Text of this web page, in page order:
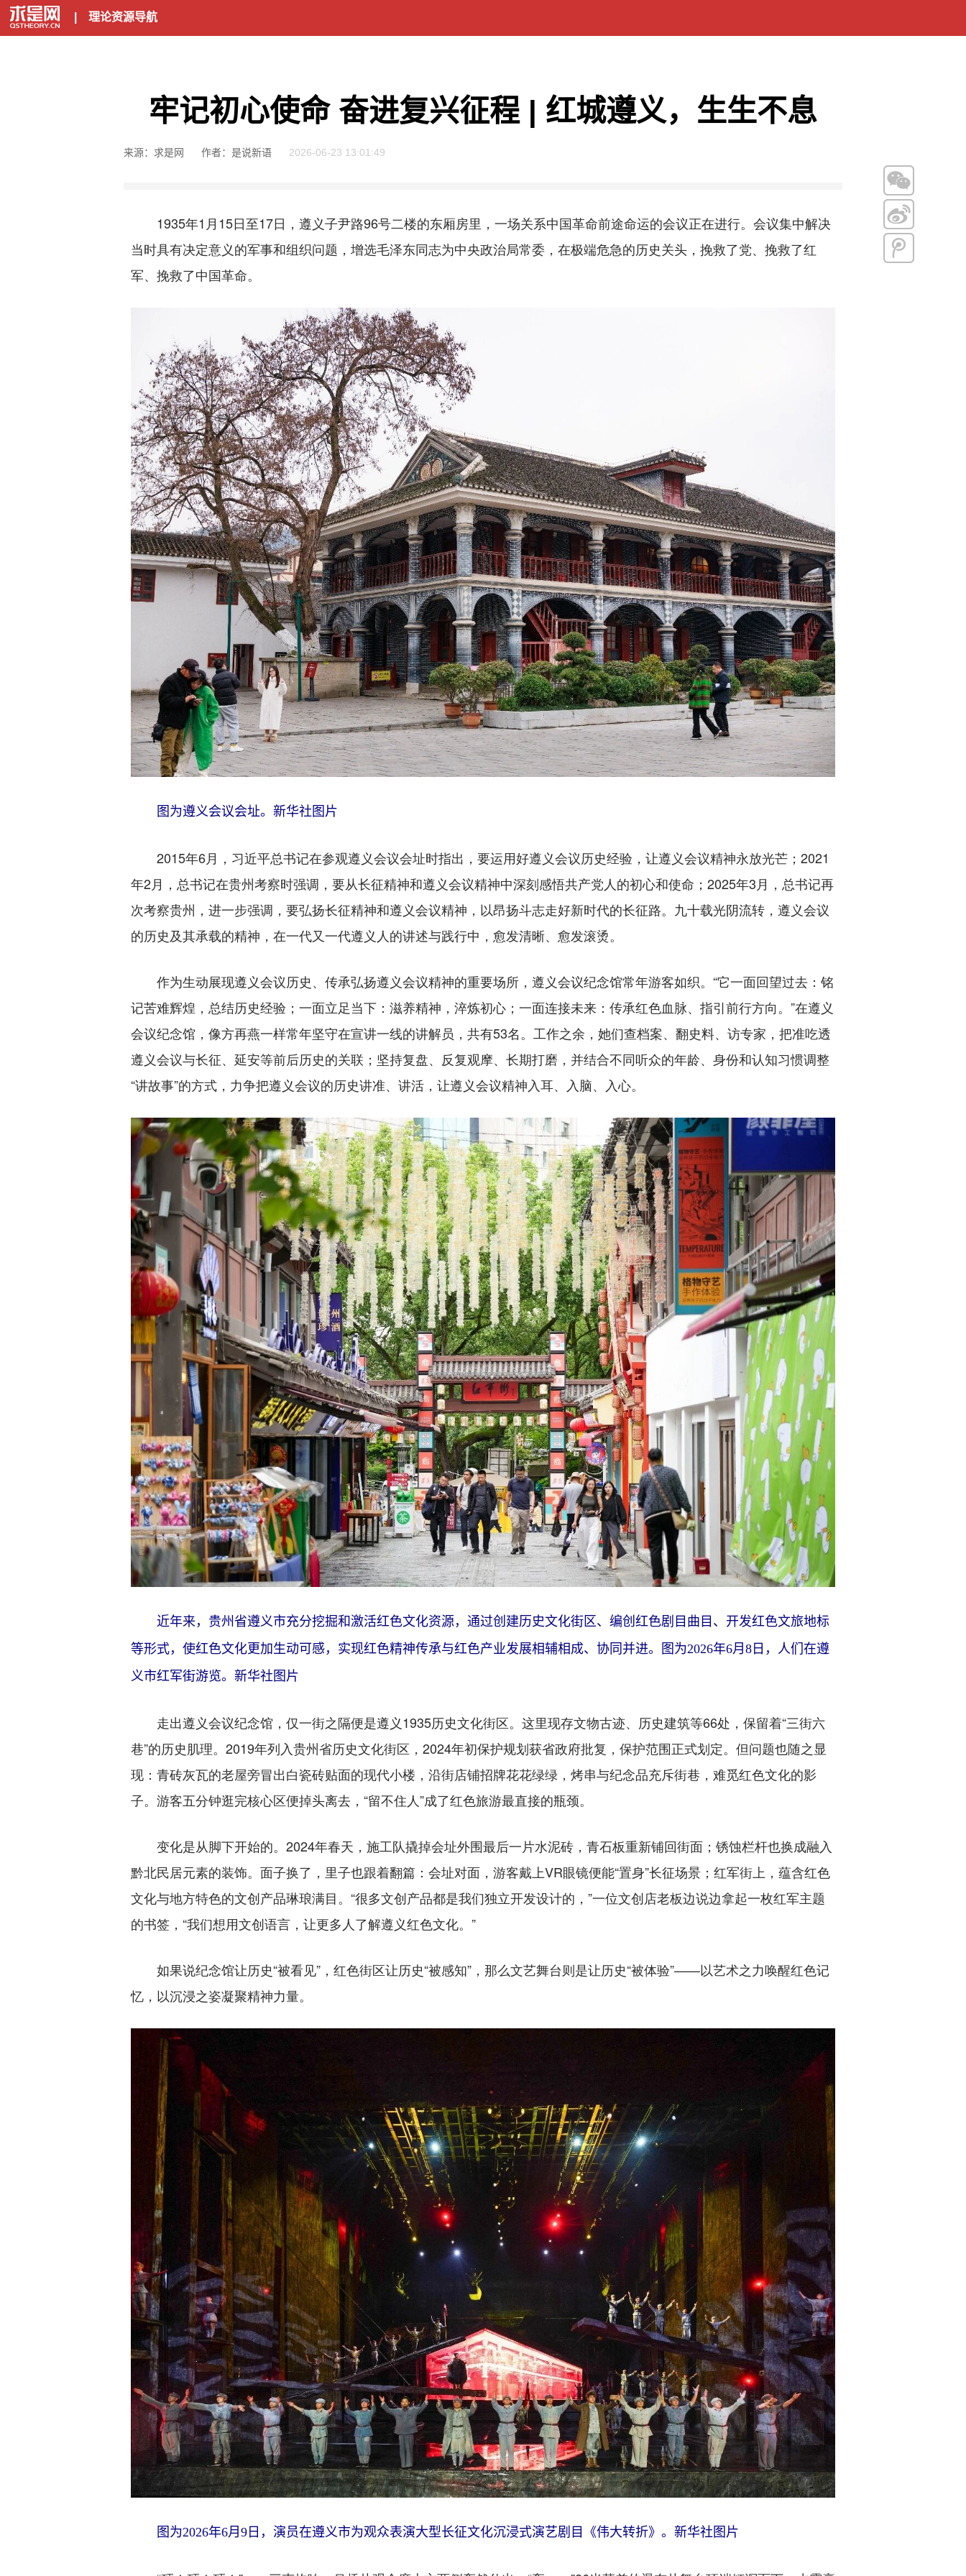
理论资源导航
牢记初心使命 奋进复兴征程 | 红城遵义，生生不息
来源：求是网 作者：是说新语 2026-06-23 13:01:49
1935年1月15日至17日，遵义子尹路96号二楼的东厢房里，一场关系中国革命前途命运的会议正在进行。会议集中解决
当时具有决定意义的军事和组织问题，增选毛泽东同志为中央政治局常委，在极端危急的历史关头，挽救了党、挽救了红
军、挽救了中国革命。
图为遵义会议会址。新华社图片
2015年6月，习近平总书记在参观遵义会议会址时指出，要运用好遵义会议历史经验，让遵义会议精神永放光芒；2021
年2月，总书记在贵州考察时强调，要从长征精神和遵义会议精神中深刻感悟共产党人的初心和使命；2025年3月，总书记再
次考察贵州，进一步强调，要弘扬长征精神和遵义会议精神，以昂扬斗志走好新时代的长征路。九十载光阴流转，遵义会议
的历史及其承载的精神，在一代又一代遵义人的讲述与践行中，愈发清晰、愈发滚烫。
作为生动展现遵义会议历史、传承弘扬遵义会议精神的重要场所，遵义会议纪念馆常年游客如织。“它一面回望过去：铭
记苦难辉煌，总结历史经验；一面立足当下：滋养精神，淬炼初心；一面连接未来：传承红色血脉、指引前行方向。”在遵义
会议纪念馆，像方再燕一样常年坚守在宣讲一线的讲解员，共有53名。工作之余，她们查档案、翻史料、访专家，把准吃透
遵义会议与长征、延安等前后历史的关联；坚持复盘、反复观摩、长期打磨，并结合不同听众的年龄、身份和认知习惯调整
“讲故事”的方式，力争把遵义会议的历史讲准、讲活，让遵义会议精神入耳、入脑、入心。
近年来，贵州省遵义市充分挖掘和激活红色文化资源，通过创建历史文化街区、编创红色剧目曲目、开发红色文旅地标
等形式，使红色文化更加生动可感，实现红色精神传承与红色产业发展相辅相成、协同并进。图为2026年6月8日，人们在遵
义市红军街游览。新华社图片
走出遵义会议纪念馆，仅一街之隔便是遵义1935历史文化街区。这里现存文物古迹、历史建筑等66处，保留着“三街六
巷”的历史肌理。2019年列入贵州省历史文化街区，2024年初保护规划获省政府批复，保护范围正式划定。但问题也随之显
现：青砖灰瓦的老屋旁冒出白瓷砖贴面的现代小楼，沿街店铺招牌花花绿绿，烤串与纪念品充斥街巷，难觅红色文化的影
子。游客五分钟逛完核心区便掉头离去，“留不住人”成了红色旅游最直接的瓶颈。
变化是从脚下开始的。2024年春天，施工队撬掉会址外围最后一片水泥砖，青石板重新铺回街面；锈蚀栏杆也换成融入
黔北民居元素的装饰。面子换了，里子也跟着翻篇：会址对面，游客戴上VR眼镜便能“置身”长征场景；红军街上，蕴含红色
文化与地方特色的文创产品琳琅满目。“很多文创产品都是我们独立开发设计的，”一位文创店老板边说边拿起一枚红军主题
的书签，“我们想用文创语言，让更多人了解遵义红色文化。”
如果说纪念馆让历史“被看见”，红色街区让历史“被感知”，那么文艺舞台则是让历史“被体验”——以艺术之力唤醒红色记
忆，以沉浸之姿凝聚精神力量。
图为2026年6月9日，演员在遵义市为观众表演大型长征文化沉浸式演艺剧目《伟大转折》。新华社图片